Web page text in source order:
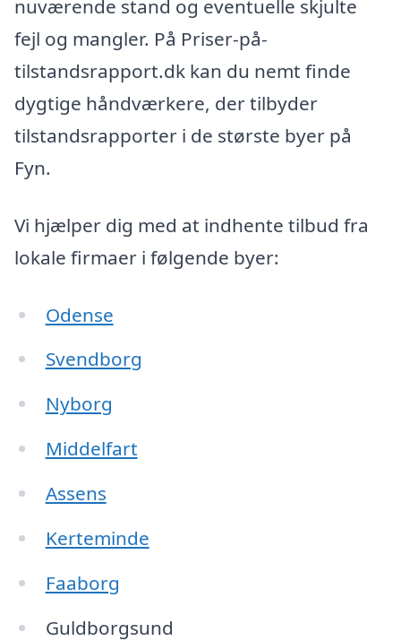
nuværende stand og eventuelle skjulte
fejl og mangler. På Priser-på-
tilstandsrapport.dk kan du nemt finde
dygtige håndværkere, der tilbyder
tilstandsrapporter i de største byer på
Fyn.
Vi hjælper dig med at indhente tilbud fra
lokale firmaer i følgende byer:
Odense
Svendborg
Nyborg
Middelfart
Assens
Kerteminde
Faaborg
Guldborgsund